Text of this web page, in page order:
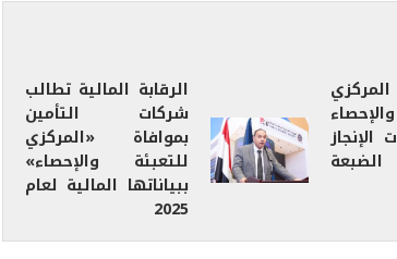
الإنجاز
الرقابة المالية تطالب
شركات التأمين
بموافاة «المركزي
للتعبئة والإحصاء»
ببياناتها المالية لعام
2025